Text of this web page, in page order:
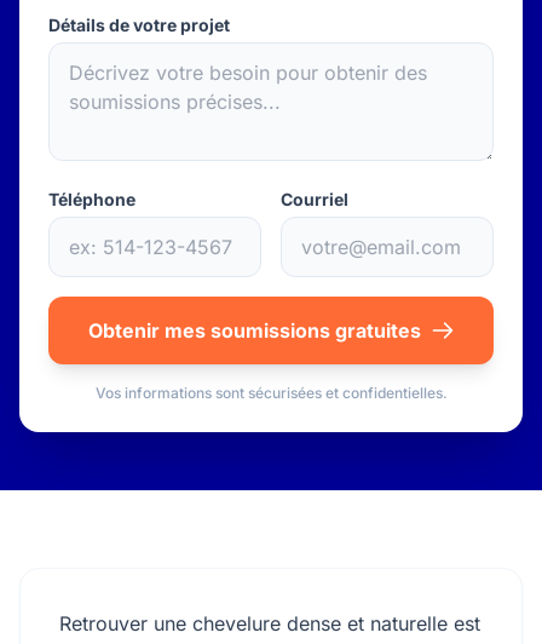
Détails de votre projet
Téléphone Courriel
Obtenir mes soumissions gratuites
Vos informations sont sécurisées et confidentielles.
Retrouver une chevelure dense et naturelle est